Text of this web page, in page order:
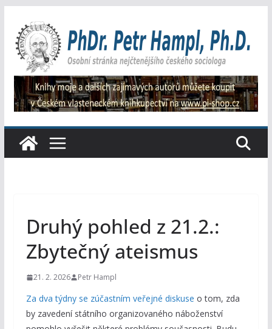
obsah
Druhý pohled z 21.2.:
Zbytečný ateismus
21. 2. 2026 Petr Hampl
Za dva týdny se zúčastním veřejné diskuse o tom, zda
by zavedení státního organizovaného náboženství